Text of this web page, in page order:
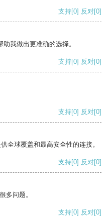
支持[0] 反对[0]
我做出更准确的选择。
支持[0] 反对[0]
支持[0] 反对[0]
全球覆盖和最高安全性的连接。
支持[0] 反对[0]
多问题。
支持[0] 反对[0]